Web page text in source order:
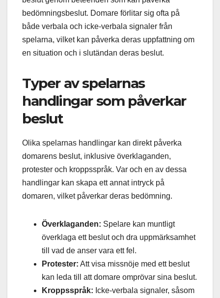
bedömningsbeslut. Domare förlitar sig ofta på
både verbala och icke-verbala signaler från
spelarna, vilket kan påverka deras uppfattning om
en situation och i slutändan deras beslut.
Typer av spelarnas
handlingar som påverkar
beslut
Olika spelarnas handlingar kan direkt påverka
domarens beslut, inklusive överklaganden,
protester och kroppsspråk. Var och en av dessa
handlingar kan skapa ett annat intryck på
domaren, vilket påverkar deras bedömning.
Överklaganden: Spelare kan muntligt
överklaga ett beslut och dra uppmärksamhet
till vad de anser vara ett fel.
Protester: Att visa missnöje med ett beslut
kan leda till att domare omprövar sina beslut.
Kroppsspråk: Icke-verbala signaler, såsom